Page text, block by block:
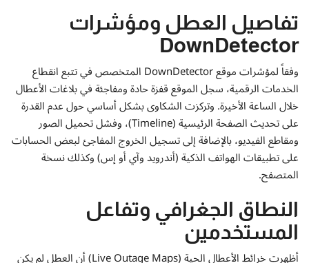
تفاصيل العطل ومؤشرات
DownDetector
وفقاً لمؤشرات موقع DownDetector المتخصص في تتبع انقطاع
الخدمات الرقمية، سجل الموقع قفزة حادة ومفاجئة في بلاغات الأعطال
خلال الساعة الأخيرة. وتركزت الشكاوى بشكل أساسي حول عدم القدرة
على تحديث الصفحة الرئيسية (Timeline)، وفشل تحميل الصور
ومقاطع الفيديو، بالإضافة إلى تسجيل الخروج المفاجئ لبعض الحسابات
على تطبيقات الهواتف الذكية (أندرويد وآي أو إس) وكذلك نسخة
المتصفح.
النطاق الجغرافي وتفاعل
المستخدمين
أظهرت خرائط الأعطال الحية (Live Outage Maps) أن العطل لم يكن